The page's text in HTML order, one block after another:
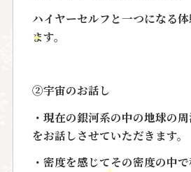
ハイヤーセルフと一つになる
ます。
②宇宙のお話し
・現在の銀河系の中の地球の
をお話しさせていただきます。
・密度を感じてその密度の中